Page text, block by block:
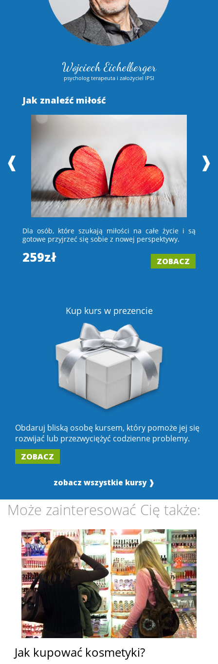
Wojciech Eichelberger
psycholog terapeuta i założyciel IPSI
Jak znaleźć miłość
Dla osób, które szukają miłości na całe życie i są
gotowe przyjrzeć się sobie z nowej perspektywy.
259zł ZOBACZ
❰ ❱
Kup kurs w prezencie
Obdaruj bliską osobę kursem, który pomoże jej się
rozwijać lub przezwyciężyć codzienne problemy.
ZOBACZ
zobacz wszystkie kursy ❱
Może zainteresować Cię także:
Jak kupować kosmetyki?